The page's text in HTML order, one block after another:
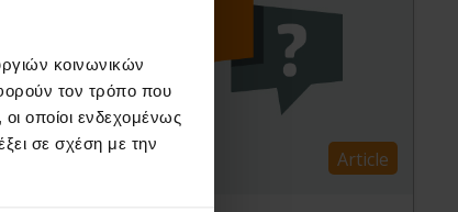
κοινωνικών
τον τρόπο που
οποίοι ενδεχομένως
σε σχέση με την
Article